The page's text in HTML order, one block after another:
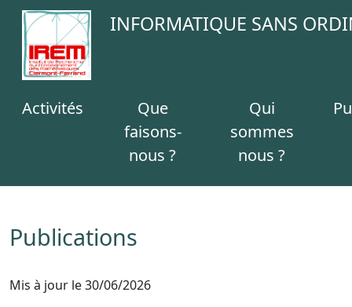
INFORMATIQUE SANS
Activités
Que
faisons-
nous ?
Qui
sommes
nous ?
Publications
Mis à jour le 30/06/2026